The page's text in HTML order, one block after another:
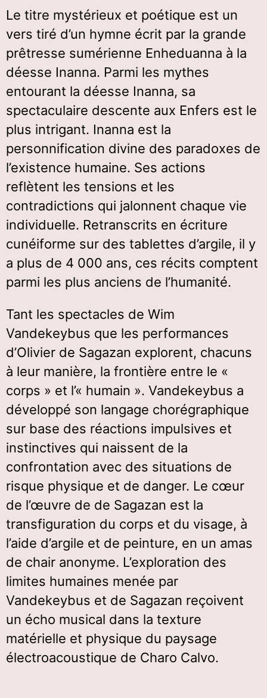
Le titre mystérieux et poétique est un
vers tiré d’un hymne écrit par la grande
prêtresse sumérienne Enheduanna à la
déesse Inanna. Parmi les mythes
entourant la déesse Inanna, sa
spectaculaire descente aux Enfers est le
plus intrigant. Inanna est la
personnification divine des paradoxes de
l’existence humaine. Ses actions
reflètent les tensions et les
contradictions qui jalonnent chaque vie
individuelle. Retranscrits en écriture
cunéiforme sur des tablettes d’argile, il y
a plus de 4 000 ans, ces récits comptent
parmi les plus anciens de l’humanité.
Tant les spectacles de Wim
Vandekeybus que les performances
d’Olivier de Sagazan explorent, chacuns
à leur manière, la frontière entre le «
corps » et l’« humain ». Vandekeybus a
développé son langage chorégraphique
sur base des réactions impulsives et
instinctives qui naissent de la
confrontation avec des situations de
risque physique et de danger. Le cœur
de l’œuvre de de Sagazan est la
transfiguration du corps et du visage, à
l’aide d’argile et de peinture, en un amas
de chair anonyme. L’exploration des
limites humaines menée par
Vandekeybus et de Sagazan reçoivent
un écho musical dans la texture
matérielle et physique du paysage
électroacoustique de Charo Calvo.